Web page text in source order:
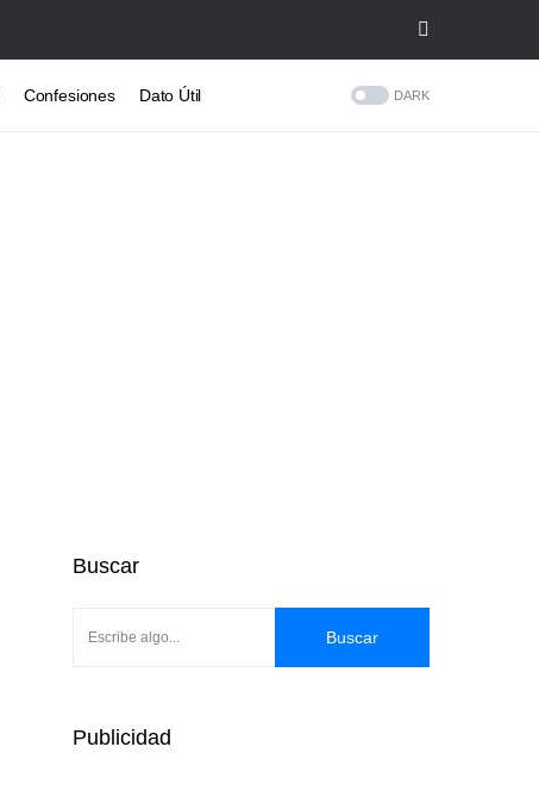
Confesiones Dato Útil DARK
Buscar
Buscar
Publicidad